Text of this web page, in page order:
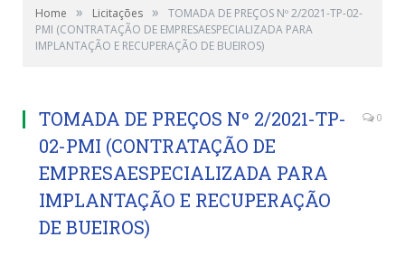
Home » Licitações »
TOMADA DE PREÇOS Nº 2/2021-TP-02-
PMI (CONTRATAÇÃO DE EMPRESAESPECIALIZADA PARA
IMPLANTAÇÃO E RECUPERAÇÃO DE BUEIROS)
TOMADA DE PREÇOS Nº 2/2021-TP-
02-PMI (CONTRATAÇÃO DE
EMPRESAESPECIALIZADA PARA
IMPLANTAÇÃO E RECUPERAÇÃO
DE BUEIROS)
0